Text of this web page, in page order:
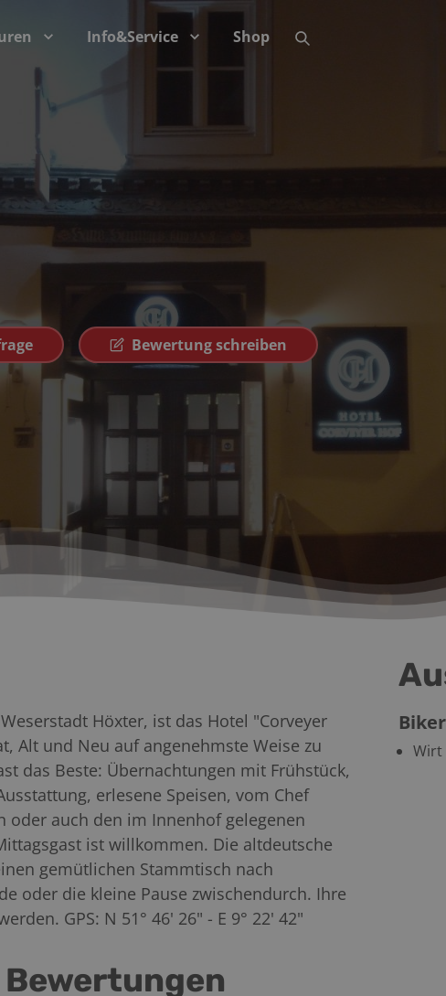
Info&Service Shop
Bewertung schreiben
Höxter, ist das Hotel "Corveyer
Alt und Neu auf angenehmste Weise zu
das Beste: Übernachtungen mit Frühstück,
erlesene Speisen, vom Chef
auch den im Innenhof gelegenen
ist willkommen. Die altdeutsche
gemütlichen Stammtisch nach
oder die kleine Pause zwischendurch. Ihre
GPS: N 51° 46' 26" - E 9° 22' 42"
Bewertungen
Biker
Wirt